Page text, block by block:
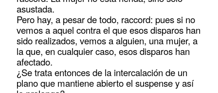
asustada.
Pero hay, a pesar de todo, raccord: pues si no
vemos a aquel contra el que esos disparos han
sido realizados, vemos a alguien, una mujer, a
la que, en cualquier caso, esos disparos han
afectado.
¿Se trata entonces de la intercalación de un
plano que mantiene abierto el suspense y así